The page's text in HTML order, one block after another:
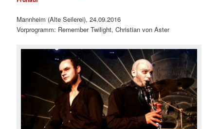
Mannheim (Alte Seilerei), 24.09.2016
Vorprogramm: Remember Twilight, Christian von Aster